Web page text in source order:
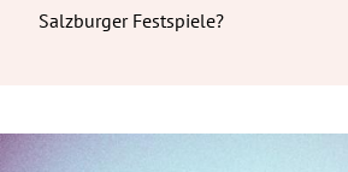
Salzburger Festspiele?